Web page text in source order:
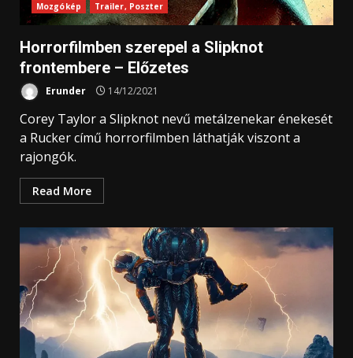
Mozgókép Trailer, Poszter
Horrorfilmben szerepel a Slipknot
frontembere – Előzetes
Erunder 14/12/2021
Corey Taylor a Slipknot nevű metálzenekar énekesét
a Rucker című horrorfilmben láthatják viszont a
rajongók.
Read More